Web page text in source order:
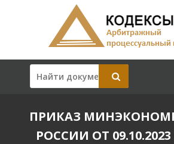
ПРИКАЗ
РОССИИ ОТ 09.10.2023